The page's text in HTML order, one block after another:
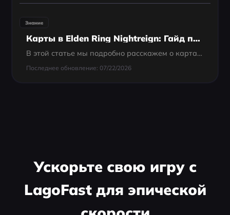
Знание
Карты в Elden Ring Nightreign: Гайд по прохождению
В этой статье мы подробно расскажем о картах в Elden Ring Nightreign и представим известные на данный момент иконки, которые помогут вам легче ориентироваться в игре.
Последнее обновление: 07/22/2026
Ускорьте свою игру с
LagoFast для эпической